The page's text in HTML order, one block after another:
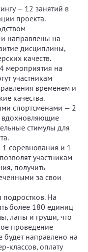
— 12 занятий в
проекта.
направлены на
дисциплины,
качеств.
мероприятия на
участникам
временем и
качества.
спортсменами — 2
вдохновляющие
стимулы для
соревнования и 1
участникам
получить
за свои
подростков. На
более 180 единиц
лапы и груши, что
проведение
направлено на
классов, оплату